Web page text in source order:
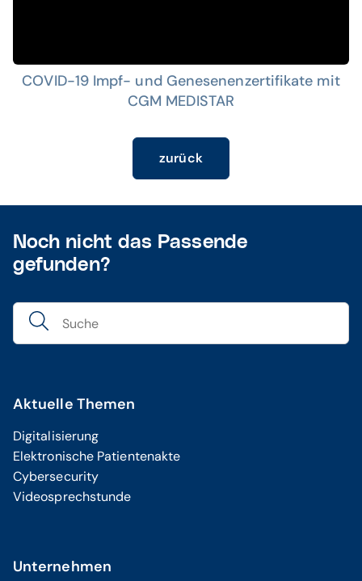
COVID-19 Impf- und Genesenenzertifikate mit
CGM MEDISTAR
zurück
Noch nicht das Passende
gefunden?
Aktuelle Themen
Digitalisierung
Elektronische Patientenakte
Cybersecurity
Videosprechstunde
Unternehmen